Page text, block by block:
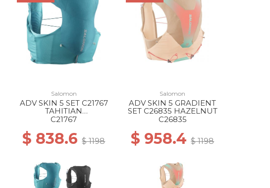
Salomon
ADV SKIN 5 SET C21767
TAHITIAN
TIDE/PEACOCK BL
C21767
$ 838.6$ 1198
Salomon
ADV SKIN 5 GRADIENT
SET C26835 HAZELNUT
C26835
$ 958.4$ 1198